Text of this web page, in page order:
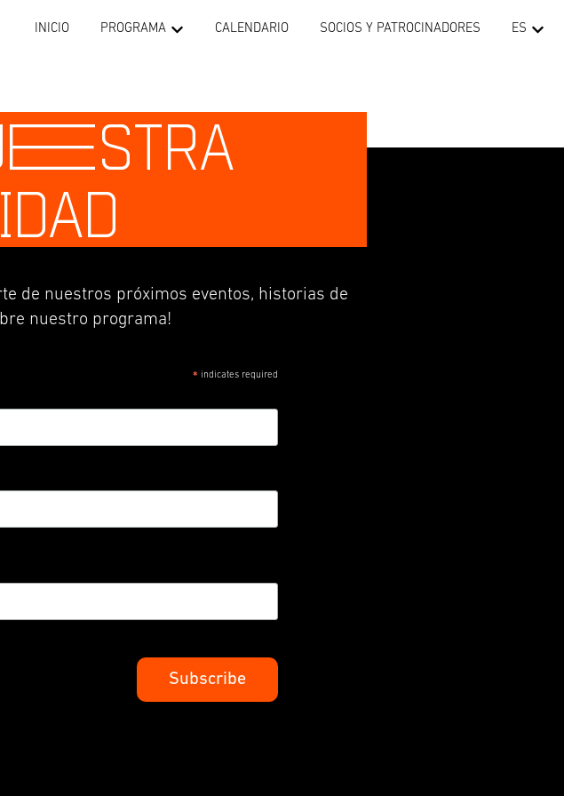
INICIO PROGRAMA CALENDARIO SOCIOS Y PATROCINADORES ES
ESTRA
de nuestros próximos eventos, historias de
nuestro programa!
* indicates required